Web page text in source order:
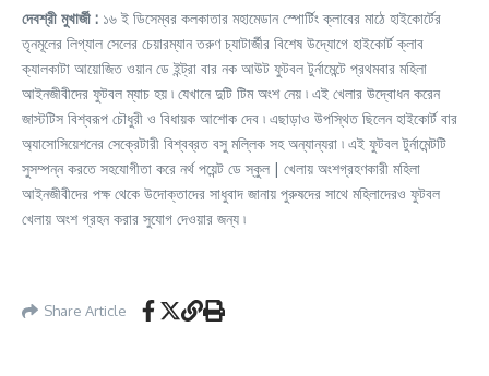
দেবশ্রী মুখার্জী : ১৬ ই ডিসেম্বর কলকাতার মহামেডান স্পোর্টিং ক্লাবের মাঠে হাইকোর্টের
তৃনমূলের লিগ্যাল সেলের চেয়ারম্যান তরুণ চ্যাটার্জীর বিশেষ উদ্যোগে হাইকোর্ট ক্লাব
ক্যালকাটা আয়োজিত ওয়ান ডে ইন্ট্রা বার নক আউট ফুটবল টুর্নামেন্টে প্রথমবার মহিলা
আইনজীবীদের ফুটবল ম্যাচ হয় ৷ যেখানে দুটি টিম অংশ নেয় ৷ এই খেলার উদ্বোধন করেন
জাস্টটিস বিশ্বরূপ চৌধুরী ও বিধায়ক আশোক দেব ৷ এছাড়াও উপস্থিত ছিলেন হাইকোর্ট বার
অ্যাসোসিয়েশনের সেক্রেটারী বিশ্বব্রত বসু মল্লিক সহ অন্যান্যরা ৷ এই ফুটবল টুর্নামেন্টটি
সুসম্পন্ন করতে সহযোগীতা করে নর্থ পয়েন্ট ডে স্কুল | খেলায় অংশগ্রহণকারী মহিলা
আইনজীবীদের পক্ষ থেকে উদোক্তাদের সাধুবাদ জানায় পুরুষদের সাথে মহিলাদেরও ফুটবল
খেলায় অংশ গ্রহন করার সুযোগ দেওয়ার জন্য ৷
Share Article